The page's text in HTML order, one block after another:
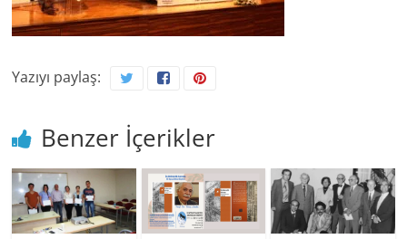
Yazıyı paylaş:
Benzer İçerikler